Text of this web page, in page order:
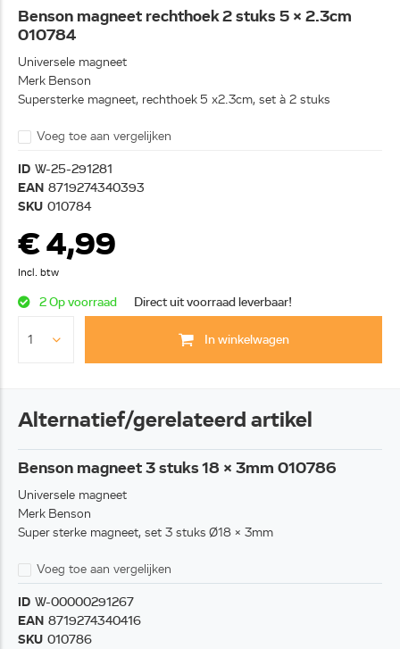
Benson magneet rechthoek 2 stuks 5 x 2.3cm
010784
Universele magneet
Merk Benson
Supersterke magneet, rechthoek 5 x2.3cm, set à 2 stuks
Voeg toe aan vergelijken
ID W-25-291281
EAN 8719274340393
SKU 010784
€ 4,99
Incl. btw
2 Op voorraad Direct uit voorraad leverbaar!
In winkelwagen
Alternatief/gerelateerd artikel
Benson magneet 3 stuks 18 x 3mm 010786
Universele magneet
Merk Benson
Super sterke magneet, set 3 stuks Ø18 x 3mm
Voeg toe aan vergelijken
ID W-00000291267
EAN 8719274340416
SKU 010786